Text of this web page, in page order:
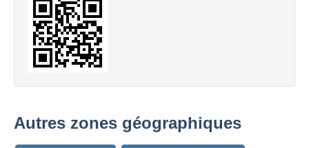
Autres zones géographiques